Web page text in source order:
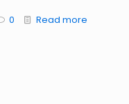
0 Read more